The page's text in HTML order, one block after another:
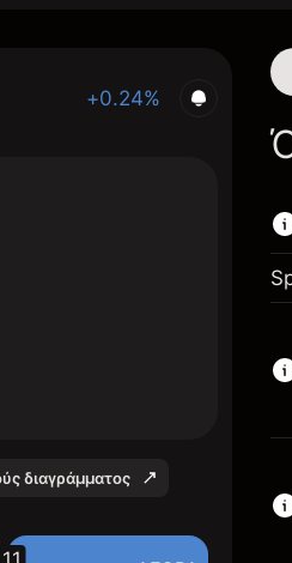
+0.24%
διαγράμματος